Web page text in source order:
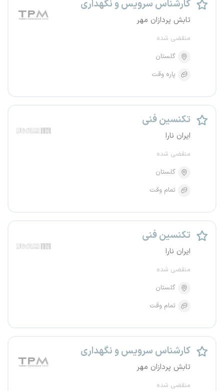
کارشناس سرویس و نگهداری
تابش پردازان مهر
منقضی شده
گلستان
پاره وقت
تکنسین فنی
ایران نارا
منقضی شده
گلستان
تمام وقت
تکنسین فنی
ایران نارا
منقضی شده
گلستان
تمام وقت
کارشناس سرویس و نگهداری
تابش پردازان مهر
منقضی شده